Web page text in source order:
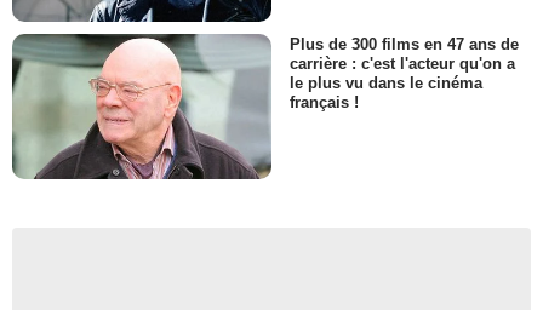
Plus de 300 films en 47 ans de
carrière : c'est l'acteur qu'on a
le plus vu dans le cinéma
français !